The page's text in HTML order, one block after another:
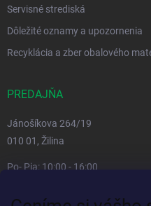
Servisné strediská
Dôležité oznamy a upozornenia
Recyklácia a zber obalového
PREDAJŇA
Jánošíkova 264/19
010 01, Žilina
Po- Pia: 10:00 - 16:00
So, Ne: zatvorené